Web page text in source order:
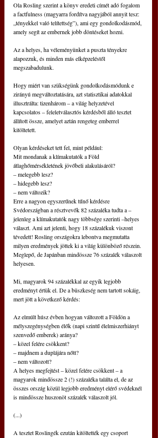
Ola Rosling szerint a könyv eredeti címét adó fogalom
a factfulness (magyarra fordítva nagyjából annyit tesz:
„tényekkel való telítettség”), ami egy gondolkodásmód,
amely segít az embernek jobb döntéseket hozni.
Az a helyes, ha véleményünket a puszta tényekre
alapozzuk, és minden más elképzeléstől
megszabadulunk.
Hogy miért van szükségünk gondolkodásmódunk e
zirányú megváltoztatására, azt statisztikai adatokkal
illusztrálta: tizenhárom – a világ helyzetével
kapcsolatos – feleletválasztós kérdésből álló tesztet
állított össze, amelyet aztán rengeteg emberrel
kitöltetett.
Olyan kérdéseket tett fel, mint például:
Mit mondanak a klímakutatók a Föld
átlaghőmérsékletének jövőbeli alakulásáról?
– melegebb lesz?
– hidegebb lesz?
– nem változik?
Erre a nagyon egyszerűnek tűnő kérdésre
Svédországban a résztvevők 82 százaléka tudta a –
jelenleg a klímakutatók nagy többsége szerinti –helyes
választ. Ami azt jelenti, hogy 18 százalékuk viszont
tévedett! Rosling országokra lebontva megmutatta
milyen eredmények jöttek ki a világ különböző részein.
Meglepő, de Japánban mindössze 76 százalék válaszolt
helyesen.
Mi, magyarok 94 százalékkal az egyik legjobb
eredményt értük el. De a büszkeség nem tartott sokáig,
mert jött a következő kérdés:
Az elmúlt húsz évben hogyan változott a Földön a
mélyszegénységben élők (napi szintű élelmiszerhiányt
szenvedő emberek) aránya?
– közel felére csökkent?
– majdnem a duplájára nőtt?
– nem változott?
A helyes megfejtést – közel felére csökkent – a
magyarok mindössze 2 (!) százaléka találta el, de az
összes ország közül legjobb eredményt elérő svédeknél
is mindössze huszonöt százalék válaszolt jól.
(...)
A tesztet Roslingék ezután kitöltették egy csoport